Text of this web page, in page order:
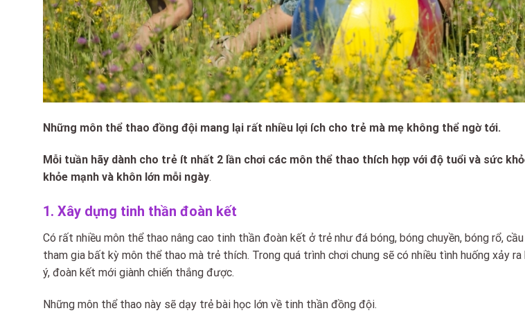
Những môn thể thao đồng đội mang lại rất nhiều lợi ích cho trẻ mà mẹ không thể ngờ tới.
Mỗi tuần hãy dành cho trẻ ít nhất 2 lần chơi các môn thể thao thích hợp với độ tuổi và sức
khỏe mạnh và khôn lớn mỗi ngày.
1. Xây dựng tinh thần đoàn kết
Có rất nhiều môn thể thao nâng cao tinh thần đoàn kết ở trẻ như đá bóng, bóng chuyền, bóng rổ,
tham gia bất kỳ môn thể thao mà trẻ thích. Trong quá trình chơi chung sẽ có nhiều tình huống xảy
ý, đoàn kết mới giành chiến thắng được.
Những môn thể thao này sẽ dạy trẻ bài học lớn về tinh thần đồng đội.